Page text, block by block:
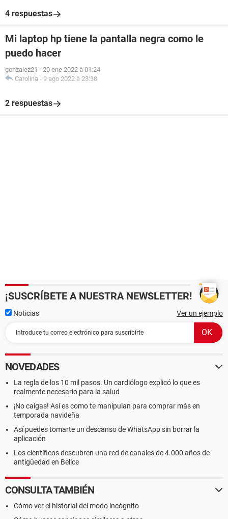
4 respuestas
Mi laptop hp tiene la pantalla negra como le
puedo hacer
gonzalez21 - 20 ene 2022 à 01:24
Carolina - 9 ago 2022 à 23:38
2 respuestas
¡SUSCRÍBETE A NUESTRA NEWSLETTER!
Noticias Ver un ejemplo
NOVEDADES
La regla de los 10 mil pasos. Un cardiólogo explicó lo que es
realmente necesario para la salud
¡No caigas! Así es como te manipulan para comprar más en
temporada navideña
Así puedes tomarte un descanso de WhatsApp sin borrar la
aplicación
Los científicos descubren una red de canales de 4.000 años de
antigüedad en Belice
CONSULTA TAMBIÉN
Cómo ver el historial del modo incógnito